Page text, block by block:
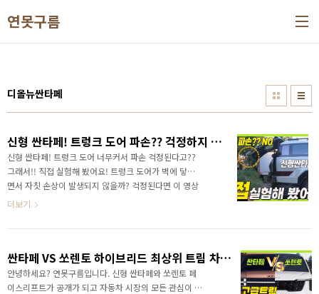
연못구름
디올뉴싼타페
신형 싼타페! 트렁크 도어 파손?? 걱정하지 마세요! 서라운드 뷰! 자동차 꿀팁!
신형 싼타페! 트렁크 도어 너무커서 파손 걱정된다고??
그래서!! 직접 실험해 봤어요! 트렁크 도어가 벽에 닿으
면서 자칫 손상이 발생되지 않을까? 걱정된다면 이 영상
으로 확인해 보세요! 영상으로 정확한 정보를 가장 먼저
더보기
싼타페 VS 쏘렌토 하이브리드 최상위 트림 차이점! 알면 후회하지 않아요!
안녕하세요? 연못구름입니다. 신형 싼타페와 쏘렌토 페
이스리프트가 공개가 되고 자동차 시장의 모든 관심이 두